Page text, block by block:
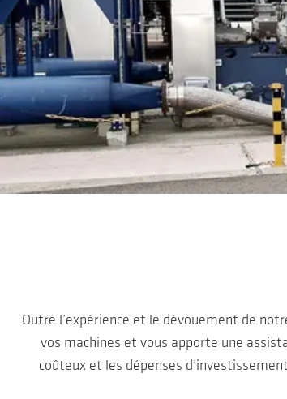
Outre l’expérience et le dévouement de
vos machines et vous apporte une
coûteux et les dépenses